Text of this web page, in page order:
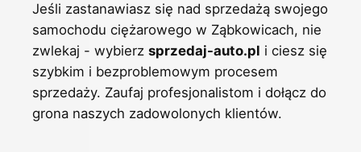
Jeśli zastanawiasz się nad sprzedażą swojego
samochodu ciężarowego w Ząbkowicach, nie
zwlekaj - wybierz sprzedaj-auto.pl i ciesz się
szybkim i bezproblemowym procesem
sprzedaży. Zaufaj profesjonalistom i dołącz do
grona naszych zadowolonych klientów.